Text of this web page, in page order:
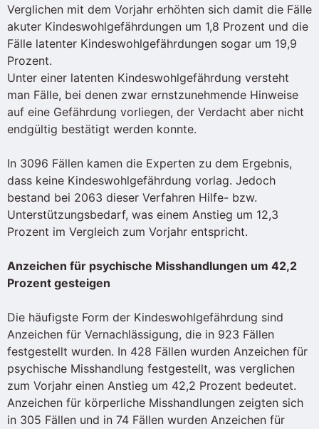
Verglichen mit dem Vorjahr erhöhten sich damit die Fälle
akuter Kindeswohlgefährdungen um 1,8 Prozent und die
Fälle latenter Kindeswohlgefährdungen sogar um 19,9
Prozent.
Unter einer latenten Kindeswohlgefährdung versteht
man Fälle, bei denen zwar ernstzunehmende Hinweise
auf eine Gefährdung vorliegen, der Verdacht aber nicht
endgültig bestätigt werden konnte.
In 3096 Fällen kamen die Experten zu dem Ergebnis,
dass keine Kindeswohlgefährdung vorlag. Jedoch
bestand bei 2063 dieser Verfahren Hilfe- bzw.
Unterstützungsbedarf, was einem Anstieg um 12,3
Prozent im Vergleich zum Vorjahr entspricht.
Anzeichen für psychische Misshandlungen um 42,2
Prozent gesteigen
Die häufigste Form der Kindeswohlgefährdung sind
Anzeichen für Vernachlässigung, die in 923 Fällen
festgestellt wurden. In 428 Fällen wurden Anzeichen für
psychische Misshandlung festgestellt, was verglichen
zum Vorjahr einen Anstieg um 42,2 Prozent bedeutet.
Anzeichen für körperliche Misshandlungen zeigten sich
in 305 Fällen und in 74 Fällen wurden Anzeichen für